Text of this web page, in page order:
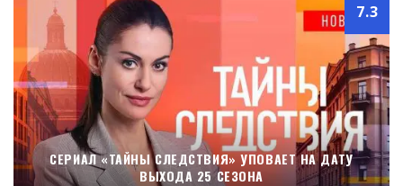
7.3
СЕРИАЛ «ТАЙНЫ СЛЕДСТВИЯ» УПОВАЕТ НА ДАТУ
ВЫХОДА 25 СЕЗОНА